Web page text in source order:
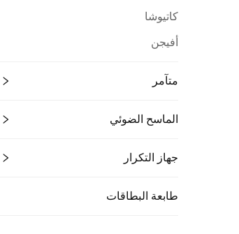
كاتيوشا
أفيجن
متآمر
الماسح الضوئي
جهاز التكرار
طابعة البطاقات